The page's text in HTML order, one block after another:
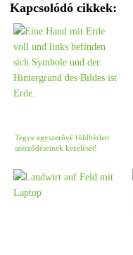
Kapcsolódó cikkek:
Tegye egyszerűvé földbérleti
szerződéseinek kezelését!